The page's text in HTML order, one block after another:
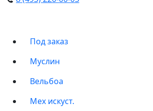
Под заказ
Муслин
Вельбоа
Мех искуст.